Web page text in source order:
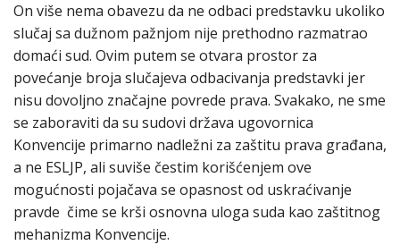
On više nema obavezu da ne odbaci predstavku ukoliko
slučaj sa dužnom pažnjom nije prethodno razmatrao
domaći sud. Ovim putem se otvara prostor za
povećanje broja slučajeva odbacivanja predstavki jer
nisu dovoljno značajne povrede prava. Svakako, ne sme
se zaboraviti da su sudovi država ugovornica
Konvencije primarno nadležni za zaštitu prava građana,
a ne ESLJP, ali suviše čestim korišćenjem ove
mogućnosti pojačava se opasnost od uskraćivanje
pravde čime se krši osnovna uloga suda kao zaštitnog
mehanizma Konvencije.